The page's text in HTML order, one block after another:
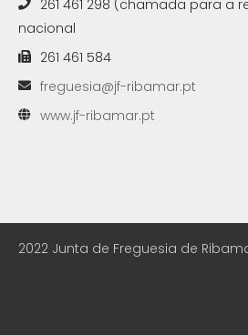
261 461 298 (chamada para a
nacional
261 461 584
freguesia@jf-ribamar.pt
www.jf-ribamar.pt
2022 Junta de Freguesia de